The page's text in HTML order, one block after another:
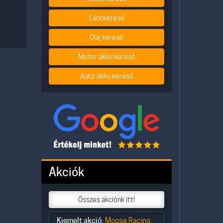
Lánckereső
Olaj kereső
Motor akku kereső
Autó akku kereső
Akciók
Összes akciónk itt!
Kiemelt akció: Moose Racing